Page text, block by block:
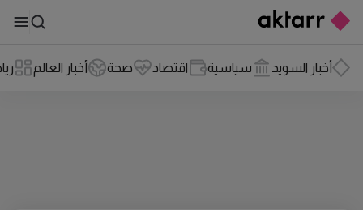
أخبار السويد سياسية اقتصاد صحة أخبار العالم